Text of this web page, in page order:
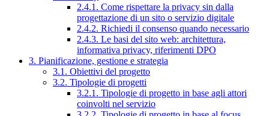
2.4.1. Come rispettare la privacy sin dalla
progettazione di un sito o servizio digitale
2.4.2. Richiedi il consenso quando necessario
2.4.3. Le basi del sito web: architettura,
informativa privacy, riferimenti DPO
3. Pianificazione, gestione e strategia
3.1. Obiettivi del progetto
3.2. Tipologie di progetti
3.2.1. Tipologie di progetto in base agli attori
coinvolti nel servizio